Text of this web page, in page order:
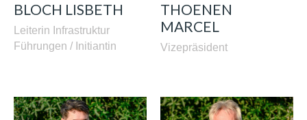
BLOCH LISBETH
Leiterin Infrastruktur
Führungen / Initiantin
THOENEN
MARCEL
Vizepräsident